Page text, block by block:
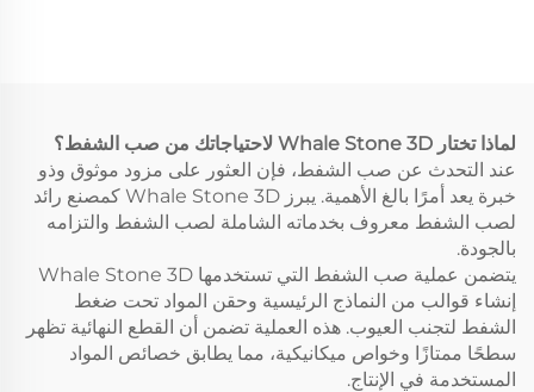
لماذا تختار Whale Stone 3D لاحتياجاتك من صب الشفط؟
عند التحدث عن صب الشفط، فإن العثور على مزود موثوق وذو
خبرة يعد أمرًا بالغ الأهمية. يبرز Whale Stone 3D كمصنع رائد
لصب الشفط معروف بخدماته الشاملة لصب الشفط والتزامه
بالجودة.
يتضمن عملية صب الشفط التي تستخدمها Whale Stone 3D
إنشاء قوالب من النماذج الرئيسية وحقن المواد تحت ضغط
الشفط لتجنب العيوب. هذه العملية تضمن أن القطع النهائية تظهر
سطحًا ممتازًا وخواص ميكانيكية، مما يطابق خصائص المواد
المستخدمة في الإنتاج.